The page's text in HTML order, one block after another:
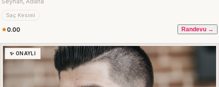
Saç Kesimi
0.00 Randevu →
✨ ONAYLI